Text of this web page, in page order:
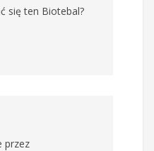
się ten Biotebal?
przez